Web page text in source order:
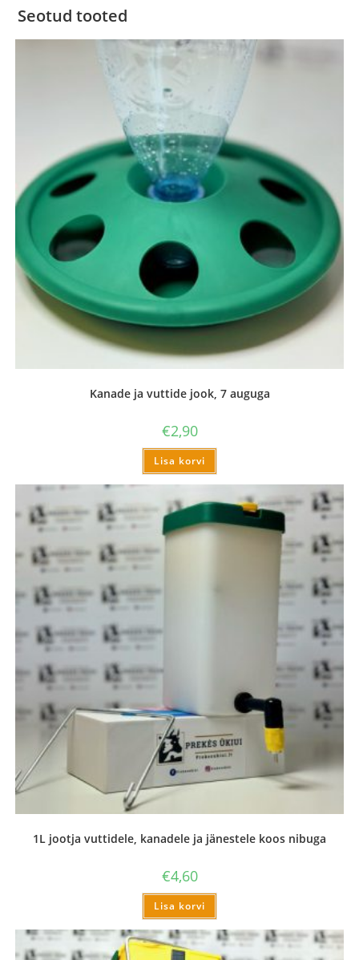
Seotud tooted
Kanade ja vuttide jook, 7 auguga
€2,90
Lisa korvi
1L jootja vuttidele, kanadele ja jänestele koos nibuga
€4,60
Lisa korvi